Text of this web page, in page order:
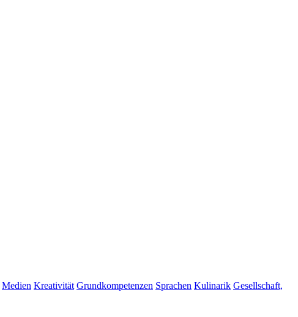
Medien Kreativität Grundkompetenzen Sprachen Kulinarik Gesellschaft,